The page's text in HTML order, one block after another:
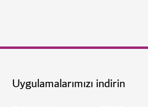
Uygulamalarımızı indirin